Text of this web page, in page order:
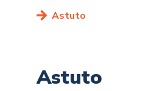
Astuto
Astuto